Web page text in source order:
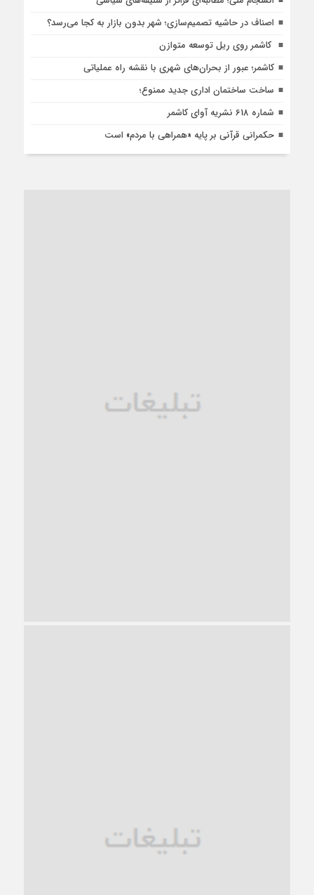
اصناف در حاشیه تصمیم‌سازی؛ شهر بدون بازار به کجا می‌رسد؟
کاشمر روی ریل توسعه متوازن
کاشمر؛ عبور از بحران‌های شهری با نقشه راه عملیاتی
ساخت ساختمان اداری جدید ممنوع؛
شماره 618 نشریه آوای کاشمر
حکمرانی قرآنی بر پایه «همراهی با مردم» است